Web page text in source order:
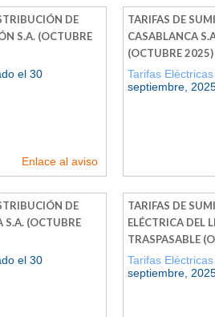
DE
S.A. (OCTUBRE
el 30
Enlace al aviso
TARIFAS DE
CASABLANCA
(OCTUBRE 2025)
Tarifas Eléctricas
septiembre,
DE
S.A. (OCTUBRE
el 30
TARIFAS DE
ELÉCTRICA DEL
TRASPASABLE
Tarifas Eléctricas
septiembre,